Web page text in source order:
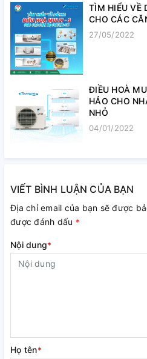
TÌM HIỂU VỀ
CHO CÁC
27/05/2022
ĐIỀU HOÀ
HẢO CHO
NHỎ
04/01/2022
VIẾT BÌNH LUẬN CỦA BẠN
Địa chỉ email của bạn sẽ được
được đánh dấu *
Nội dung*
Họ tên*